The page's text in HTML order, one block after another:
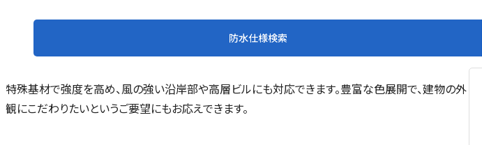
防水仕様検索
特殊基材で強度を高め、風の強い沿岸部や高層ビルにも対応できます。豊富な色展開で、建物の外
観にこだわりたいというご要望にもお応えできます。